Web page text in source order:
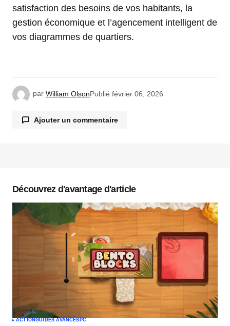
satisfaction des besoins de vos habitants, la
gestion économique et l’agencement intelligent de
vos diagrammes de quartiers.
par William OlsonPublié février 06, 2026
Ajouter un commentaire
Commentaire*
Votre e-mail
Découvrez d'avantage d'article
ACTIONGUIDES AVANCÉS PC